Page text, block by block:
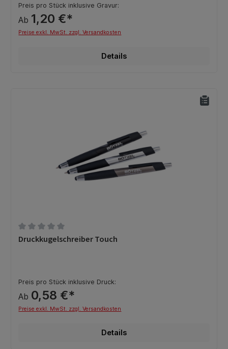
Preis pro Stück inklusive Gravur:
Ab 1,20 €*
Preise exkl. MwSt. zzgl. Versandkosten
Details
Durchschnittliche Bewertung von 0 von 5 Sternen
Druckkugelschreiber Touch
Preis pro Stück inklusive Druck:
Ab 0,58 €*
Preise exkl. MwSt. zzgl. Versandkosten
Details